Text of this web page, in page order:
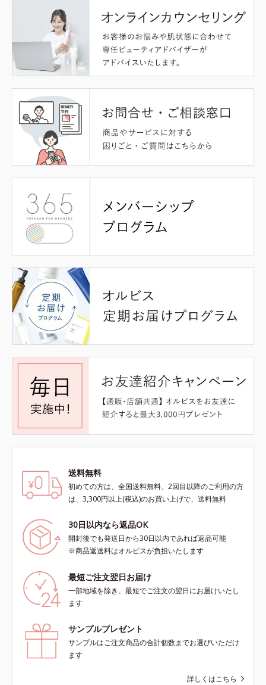
送料無料
初めての方は、全国送料無料、2回目以降のご利用の方
は、3,300円以上(税込)のお買い上げで、送料無料
30日以内なら返品OK
開封後でも発送日から30日以内であれば返品可能
※商品返送料はオルビスが負担いたします
最短ご注文翌日お届け
一部地域を除き、最短でご注文の翌日にお届けいたし
ます
サンプルプレゼント
サンプルはご注文商品の合計個数までお選びいただけ
ます
詳しくはこちら